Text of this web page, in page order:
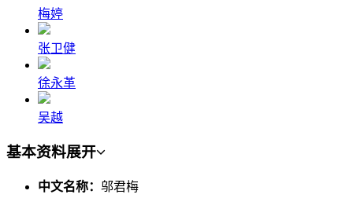
梅婷
张卫健
徐永革
吴越
基本资料展开
中文名称： 邬君梅